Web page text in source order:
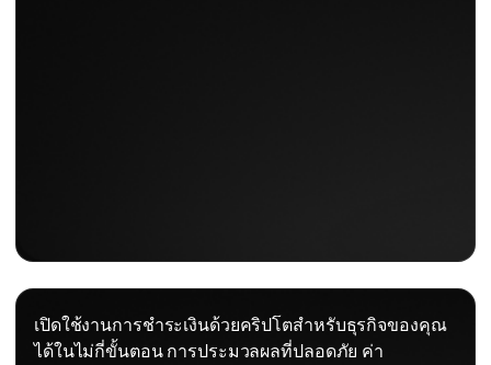
เปิดใช้งานการชำระเงินด้วยคริปโตสำหรับธุรกิจของคุณ
ได้ในไม่กี่ขั้นตอน การประมวลผลที่ปลอดภัย ค่า